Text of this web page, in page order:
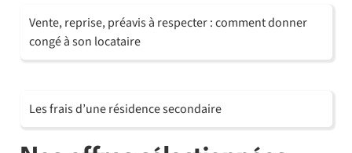
Vente, reprise, préavis à respecter : comment donner
congé à son locataire
Les frais d’une résidence secondaire